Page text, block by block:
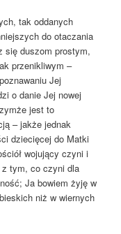
tak oddanych
do otaczania
się duszom prostym,
przenikliwym –
Jej
o danie Jej nowej
jest to
– jakże jednak
dziecięcej do Matki
wojujący czyni i
tym, co czyni dla
Ja bowiem żyję w
niż w wiernych